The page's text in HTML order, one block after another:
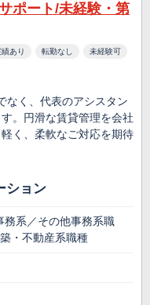
ポート/未経験・第
あり 転勤なし 未経験可
なく、代表のアシスタン
。円滑な賃貸管理を会社
く、柔軟なご対応を期待
ション
務系／その他事務系職
・不動産系職種